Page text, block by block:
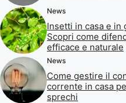
News
Insetti in casa e in
Scopri come
efficace e naturale
News
Come gestire il
corrente in casa
sprechi